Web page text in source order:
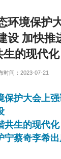
环境保护
设 加快推
生的现代化
时间：2023-07-21
保护大会上强
共生的现代化
蔡奇李希出